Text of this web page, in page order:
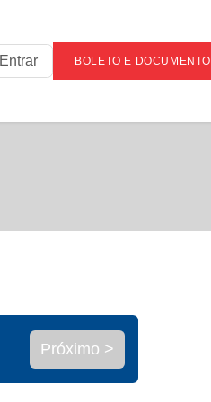
Entrar BOLETO E DOCUMENTO
Próximo >